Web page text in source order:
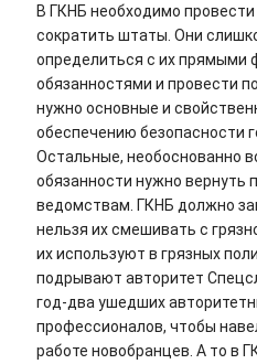
В ГКНБ необходимо
сократить штаты. Они
определиться с их прямыми
обязанностями и провести
нужно основные и
обеспечению безопасности
Остальные, необоснованно
обязанности нужно вернуть
ведомствам. ГКНБ должно
нельзя их смешивать с
их используют в грязных
подрывают авторитет
год-два ушедших
профессионалов, чтобы
работе новобранцев. А то в